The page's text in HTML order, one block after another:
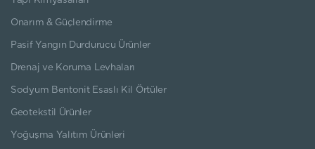
Onarım & Güçlendirme
Pasif Yangın Durdurucu Ürünler
Drenaj ve Koruma Levhaları
Sodyum Bentonit Esaslı Kil Örtüler
Geotekstil Ürünler
Yoğuşma Yalıtım Ürünleri